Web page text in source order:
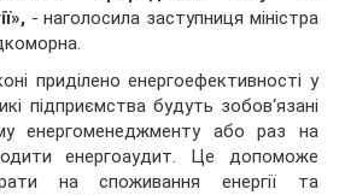
- наголосила заступниця міністра
приділено енергоефективності у
підприємства будуть зобов‘язані
енергоменеджменту або раз на
енергоаудит. Це допоможе
на споживання енергії та